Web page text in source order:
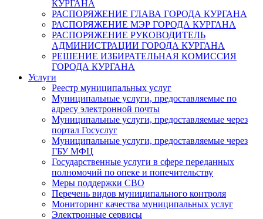
КУРГАНА
РАСПОРЯЖЕНИЕ ГЛАВА ГОРОДА КУРГАНА
РАСПОРЯЖЕНИЕ МЭР ГОРОДА КУРГАНА
РАСПОРЯЖЕНИЕ РУКОВОДИТЕЛЬ
АДМИНИСТРАЦИИ ГОРОДА КУРГАНА
РЕШЕНИЕ ИЗБИРАТЕЛЬНАЯ КОМИССИЯ
ГОРОДА КУРГАНА
Услуги
Реестр муниципальных услуг
Муниципальные услуги, предоставляемые по
адресу электронной почты
Муниципальные услуги, предоставляемые через
портал Госуслуг
Муниципальные услуги, предоставляемые через
ГБУ МФЦ
Государственные услуги в сфере переданных
полномочий по опеке и попечительству
Меры поддержки СВО
Перечень видов муниципального контроля
Мониторинг качества муниципальных услуг
Электронные сервисы